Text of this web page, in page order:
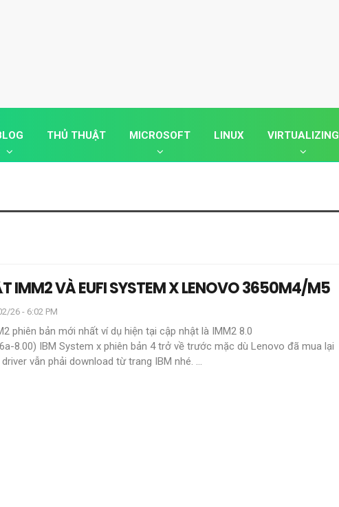
THỦ THUẬT MICROSOFT LINUX VIRTUALIZING
IMM2 VÀ EUFI SYSTEM X LENOVO 3650M4/M5
26 - 6:02 PM
phiên bản mới nhất ví dụ hiện tại cập nhật là IMM2 8.0
8.00) IBM System x phiên bản 4 trở về trước mặc dù Lenovo đã mua lại
vẫn phải download từ trang IBM nhé. …